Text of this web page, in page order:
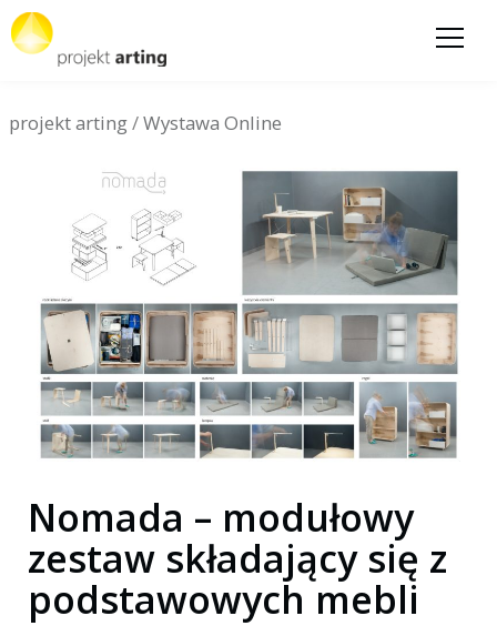
projekt arting/Wystawa Online
Nomada – modułowy
zestaw składający się z
podstawowych mebli